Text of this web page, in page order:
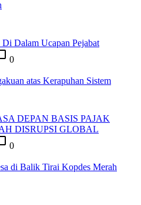
Dalam Ucapan Pejabat
0
atas Kerapuhan Sistem
DEPAN BASIS PAJAK
DISRUPSI GLOBAL
0
di Balik Tirai Kopdes Merah